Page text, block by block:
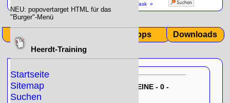
NEU: popovertarget HTML für das
"Burger"-Menü
Heerdt-Training
Startseite
Sitemap
Suchen
Kompensation Aufgabe / Compensation Task »
Tipps Downloads
EU-DSGVO:
KEINE - 0 -
Null!gespeicherten Cookies